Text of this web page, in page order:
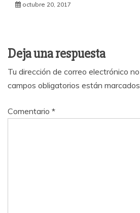
octubre 20, 2017
Deja una respuesta
Tu dirección de correo electrónico
campos obligatorios están
Comentario *